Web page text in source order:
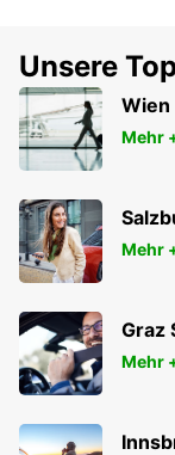
Unsere
Wien
Mehr
Mehr
Graz
Mehr